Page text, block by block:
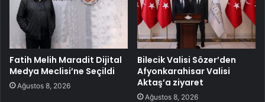
Fatih Melih Maradit Dijital
Medya Meclisi’ne Seçildi
Ağustos 8, 2026
Bilecik Valisi Sözer’den
Afyonkarahisar Valisi
Aktaş’a ziyaret
Ağustos 8, 2026